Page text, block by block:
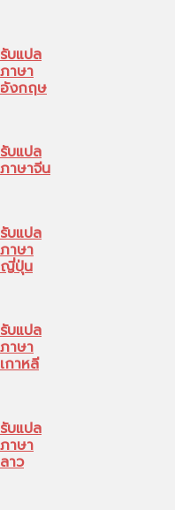
รับแปล
ภาษา
อังกฤษ
รับแปล
ภาษาจีน
รับแปล
ภาษา
ญี่ปุ่น
รับแปล
ภาษา
เกาหลี
รับแปล
ภาษา
ลาว